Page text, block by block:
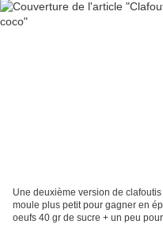
Une deuxième version de
moule plus petit pour gagner en
oeufs 40 gr de sucre + un peu